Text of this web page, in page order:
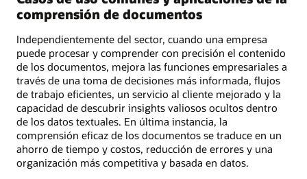
comprensión de documentos
Independientemente del sector, cuando una empresa
puede procesar y comprender con precisión el contenido
de los documentos, mejora las funciones empresariales a
través de una toma de decisiones más informada, flujos
de trabajo eficientes, un servicio al cliente mejorado y la
capacidad de descubrir insights valiosos ocultos dentro
de los datos textuales. En última instancia, la
comprensión eficaz de los documentos se traduce en un
ahorro de tiempo y costos, reducción de errores y una
organización más competitiva y basada en datos.